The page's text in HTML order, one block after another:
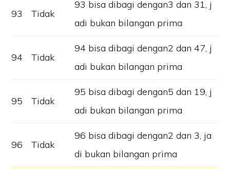
93 Tidak
93 bisa dibagi dengan3 dan 31, j
adi bukan bilangan prima
94 Tidak
94 bisa dibagi dengan2 dan 47, j
adi bukan bilangan prima
95 Tidak
95 bisa dibagi dengan5 dan 19, j
adi bukan bilangan prima
96 Tidak
96 bisa dibagi dengan2 dan 3, ja
di bukan bilangan prima